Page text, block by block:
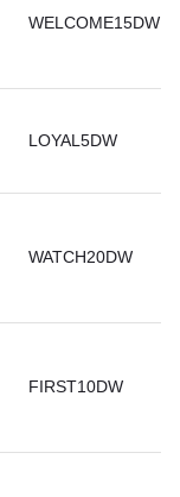
WELCOME15DW
LOYAL5DW
WATCH20DW
FIRST10DW